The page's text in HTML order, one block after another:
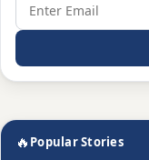
🔥 Popular Stories